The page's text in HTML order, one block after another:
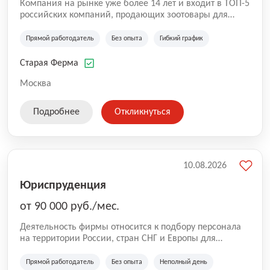
Компания на рынке уже более 14 лет и входит в ТОП-5
российских компаний, продающих зоотовары для
компания владеет 5 розничными магазинами, а также
России (Wildberries, Ozon, Яндекс. Маркет и
на глобальной доставке товаров по всей территории
SKU, премиальные бренды кормов и собственные
Прямой работодатель Без опыта Гибкий график
Старая Ферма
Москва
Подробнее Откликнуться
Юриспруденция
от 90 000 руб./мес.
Деятельность фирмы относится к подбору персонала
на территории России, стран СНГ и Европы для
культуре и развлечениям, информационным
Прямой работодатель Без опыта Неполный день
10.08.2026